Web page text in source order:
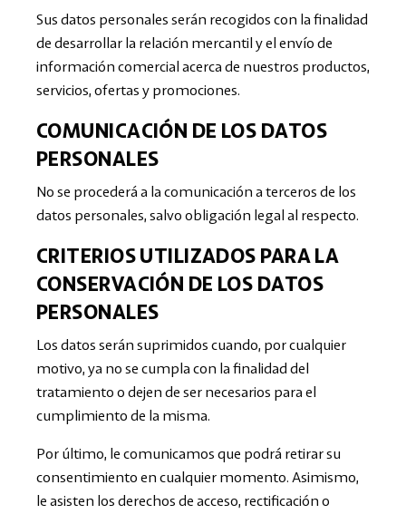
Sus datos personales serán recogidos con la finalidad
de desarrollar la relación mercantil y el envío de
información comercial acerca de nuestros productos,
servicios, ofertas y promociones.
COMUNICACIÓN DE LOS DATOS
PERSONALES
No se procederá a la comunicación a terceros de los
datos personales, salvo obligación legal al respecto.
CRITERIOS UTILIZADOS PARA LA
CONSERVACIÓN DE LOS DATOS
PERSONALES
Los datos serán suprimidos cuando, por cualquier
motivo, ya no se cumpla con la finalidad del
tratamiento o dejen de ser necesarios para el
cumplimiento de la misma.
Por último, le comunicamos que podrá retirar su
consentimiento en cualquier momento. Asimismo,
le asisten los derechos de acceso, rectificación o